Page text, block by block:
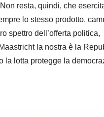
resta, quindi, che
lo stesso prodotto,
spettro dell’offerta politica,
la nostra è la
la lotta protegge la